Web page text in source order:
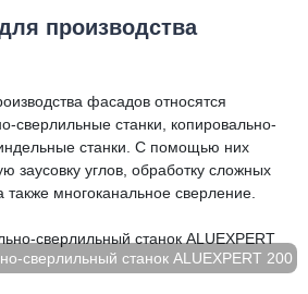
производства
фасадов относятся
сверлильные станки, копировально-
станки. С помощью них
заусовку углов, обработку сложных
многоканальное сверление.
сверлильный станок ALUEXPERT 200